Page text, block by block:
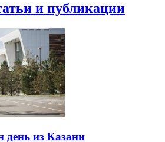
и публикации
день из Казани